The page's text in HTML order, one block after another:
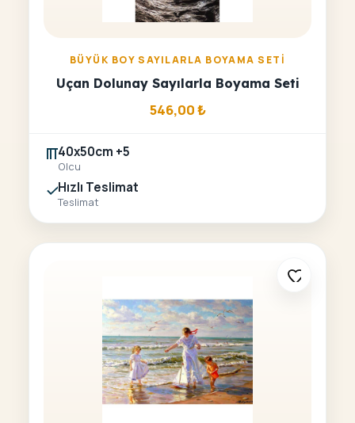
BÜYÜK BOY SAYILARLA BOYAMA SETI
Uçan Dolunay Sayılarla Boyama Seti
546,00₺
40x50cm +5
Olcu
Hızlı Teslimat
Teslimat